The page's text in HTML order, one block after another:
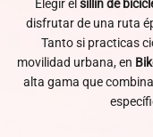
Elegir el sillín de
disfrutar de una ruta
Tanto si practicas
movilidad urbana, en
alta gama que